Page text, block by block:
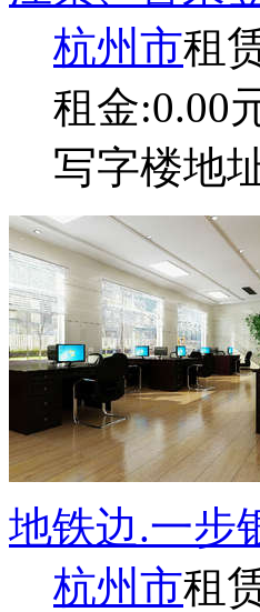
杭州市租
租金:0.00
写字楼地
地铁边.一步
杭州市租